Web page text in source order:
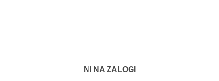
NI NA ZALOGI